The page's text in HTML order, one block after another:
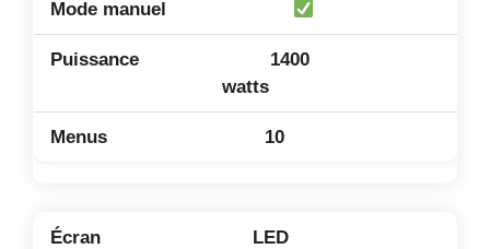
1400
watts
10
LED